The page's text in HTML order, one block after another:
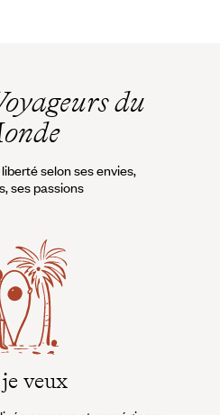
du
selon ses envies,
ses passions
veux